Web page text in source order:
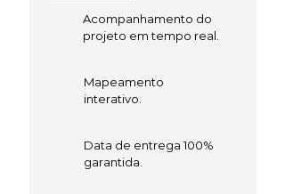
Acompanhamento do
projeto em tempo real.
Mapeamento
interativo.
Data de entrega 100%
garantida.